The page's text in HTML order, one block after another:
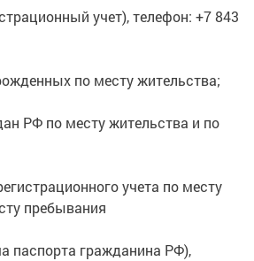
учет), телефон: +7 843
по месту жительства;
РФ по месту жительства и по
учета по месту
пребывания
паспорта гражданина РФ),